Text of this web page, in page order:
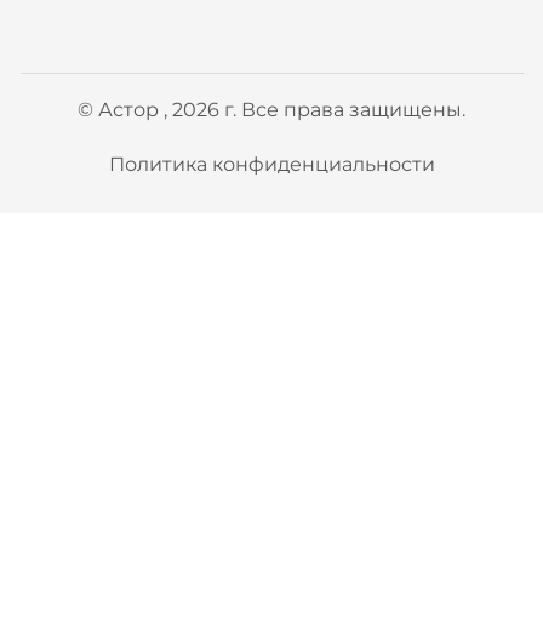
© Астор , 2026 г. Все права защищены.
Политика конфиденциальности